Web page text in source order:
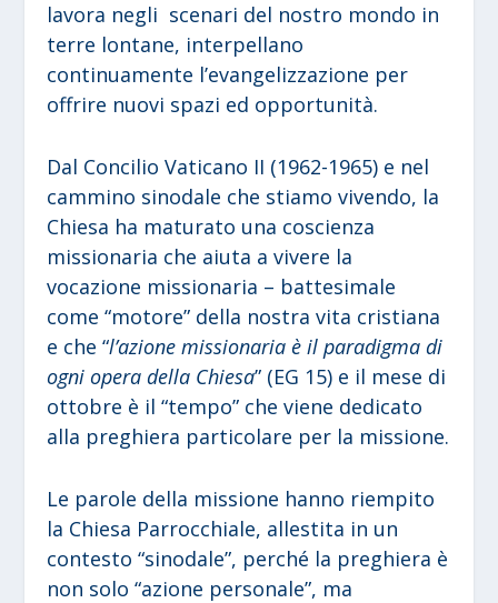
lavora negli scenari del nostro mondo in
terre lontane, interpellano
continuamente l’evangelizzazione per
offrire nuovi spazi ed opportunità.
Dal Concilio Vaticano II (1962-1965) e nel
cammino sinodale che stiamo vivendo, la
Chiesa ha maturato una coscienza
missionaria che aiuta a vivere la
vocazione missionaria – battesimale
come “motore” della nostra vita cristiana
e che “l’azione missionaria è il paradigma di
ogni opera della Chiesa” (EG 15) e il mese di
ottobre è il “tempo” che viene dedicato
alla preghiera particolare per la missione.
Le parole della missione hanno riempito
la Chiesa Parrocchiale, allestita in un
contesto “sinodale”, perché la preghiera è
non solo “azione personale”, ma